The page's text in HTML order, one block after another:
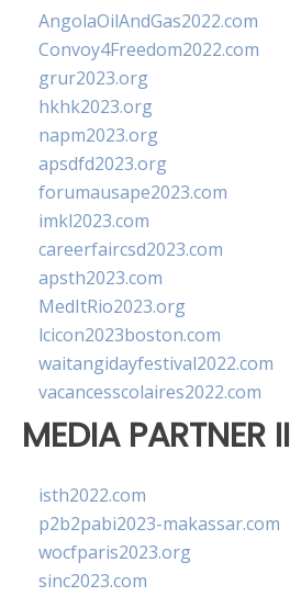
AngolaOilAndGas2022.com
Convoy4Freedom2022.com
grur2023.org
hkhk2023.org
napm2023.org
apsdfd2023.org
forumausape2023.com
imkl2023.com
careerfaircsd2023.com
apsth2023.com
MedItRio2023.org
lcicon2023boston.com
waitangidayfestival2022.com
vacancesscolaires2022.com
MEDIA PARTNER II
isth2022.com
p2b2pabi2023-makassar.com
wocfparis2023.org
sinc2023.com